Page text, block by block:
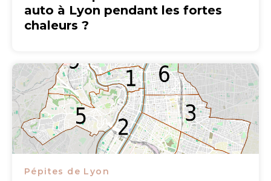
auto à Lyon pendant les fortes
chaleurs ?
Pépites de Lyon